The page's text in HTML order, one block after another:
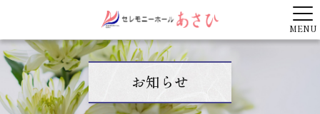
MENU
お知らせ